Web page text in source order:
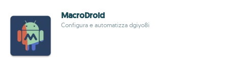
MacroDroid
Configura e automatizza dgiyo8i